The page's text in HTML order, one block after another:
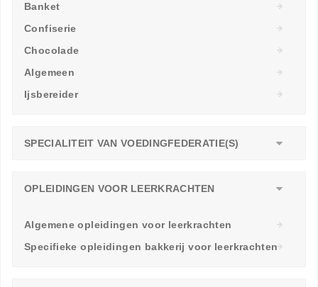
Banket
Confiserie
Chocolade
Algemeen
Ijsbereider
SPECIALITEIT VAN VOEDINGFEDERATIE(S)
OPLEIDINGEN VOOR LEERKRACHTEN
Algemene opleidingen voor leerkrachten
Specifieke opleidingen bakkerij voor leerkrachten